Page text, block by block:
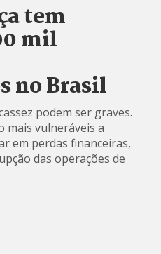
tem
mil
no Brasil
podem ser graves.
mais vulneráveis a
em perdas financeiras,
das operações de